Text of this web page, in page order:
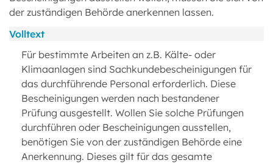
der zuständigen Behörde anerkennen lassen.
Volltext
Für bestimmte Arbeiten an z.B. Kälte- oder
Klimaanlagen sind Sachkundebescheinigungen für
das durchführende Personal erforderlich. Diese
Bescheinigungen werden nach bestandener
Prüfung ausgestellt. Wollen Sie solche Prüfungen
durchführen oder Bescheinigungen ausstellen,
benötigen Sie von der zuständigen Behörde eine
Anerkennung. Dieses gilt für das gesamte